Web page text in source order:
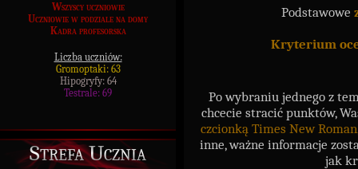
Wszyscy uczniowie
Uczniowie w podziale na domy
Kadra profesorska
Liczba uczniów:
Gromoptaki: 63
Hipogryfy: 64
Testrale: 69
Strefa Ucznia
Podstawowe
Kryterium
Po wybraniu jednego z
chcecie stracić punktów,
czcionką Times New
inne, ważne informacje
jak